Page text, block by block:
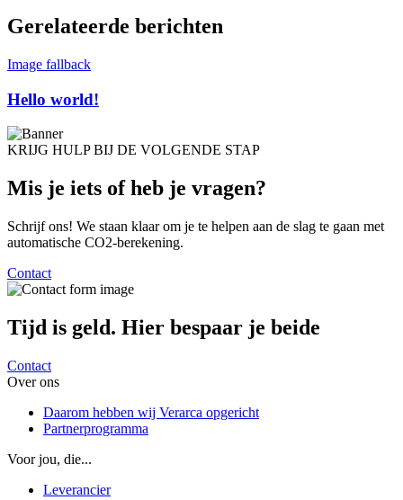
Gerelateerde berichten
Image fallback
Hello world!
KRIJG HULP BIJ DE VOLGENDE STAP
Mis je iets of heb je vragen?
Schrijf ons! We staan klaar om je te helpen aan de slag te gaan met
automatische CO2-berekening.
Contact
Tijd is geld. Hier bespaar je beide
Contact
Over ons
Daarom hebben wij Verarca opgericht
Partnerprogramma
Voor jou, die...
Leverancier